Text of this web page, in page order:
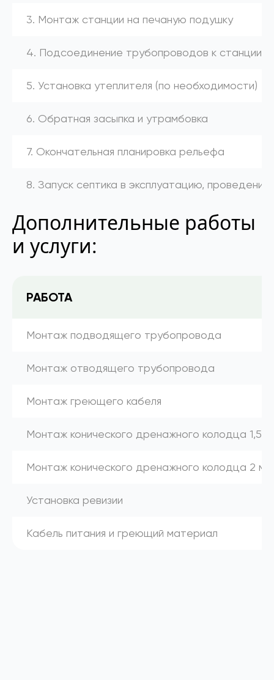
3. Монтаж станции на печаную подушку
4. Подсоединение трубопроводов к станции
5. Установка утеплителя (по необходимости)
6. Обратная засыпка и утрамбовка
7. Окончательная планировка рельефа
8. Запуск септика в эксплуатацию,
Дополнительные работы
и услуги:
РАБОТА
Монтаж подводящего трубопровода
Монтаж отводящего трубопровода
Монтаж греющего кабеля
Монтаж конического дренажного колодца 1,5 м
Монтаж конического дренажного колодца 2 м
Установка ревизии
Кабель питания и греющий материал